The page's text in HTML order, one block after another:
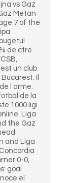
vs Gaz
Metan
7 of the
de ctre
un club
Il
l arme.
de la
1000 ligi
Liga
the Gaz
and Liga
0,
goal
el